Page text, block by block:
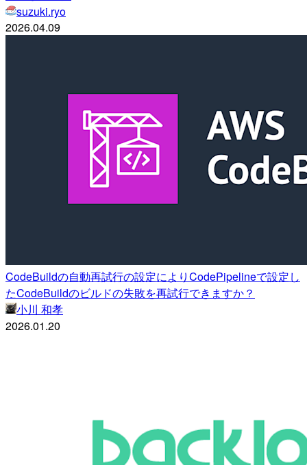
suzuki.ryo
2026.04.09
CodeBuildの自動再試行の設定によりCodePipelineで設定し
たCodeBuildのビルドの失敗を再試行できますか？
小川 和孝
2026.01.20